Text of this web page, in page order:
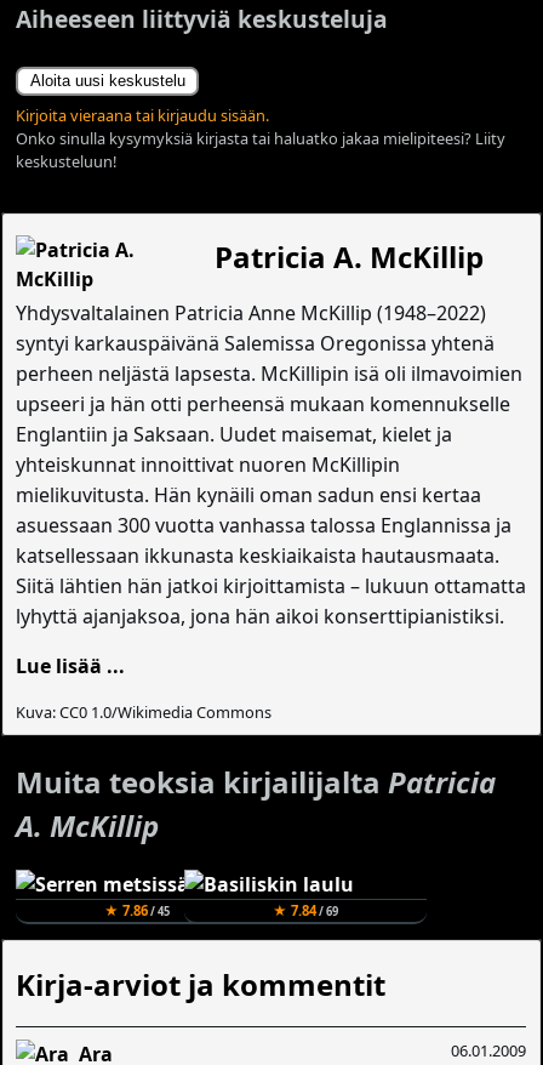
Aiheeseen liittyviä keskusteluja
Aloita uusi keskustelu
Kirjoita vieraana tai kirjaudu sisään.
Onko sinulla kysymyksiä kirjasta tai haluatko jakaa mielipiteesi? Liity
keskusteluun!
Patricia A. McKillip
Yhdysvaltalainen Patricia Anne McKillip (1948–2022)
syntyi karkauspäivänä Salemissa Oregonissa yhtenä
perheen neljästä lapsesta. McKillipin isä oli ilmavoimien
upseeri ja hän otti perheensä mukaan komennukselle
Englantiin ja Saksaan. Uudet maisemat, kielet ja
yhteiskunnat innoittivat nuoren McKillipin
mielikuvitusta. Hän kynäili oman sadun ensi kertaa
asuessaan 300 vuotta vanhassa talossa Englannissa ja
katsellessaan ikkunasta keskiaikaista hautausmaata.
Siitä lähtien hän jatkoi kirjoittamista – lukuun ottamatta
lyhyttä ajanjaksoa, jona hän aikoi konserttipianistiksi.
Lue lisää ...
Kuva: CC0 1.0/Wikimedia Commons
Muita teoksia kirjailijaltaPatricia
A. McKillip
★ 7.86/ 45 ★ 7.84/ 69
Kirja-arviot ja kommentit
06.01.2009
Ara